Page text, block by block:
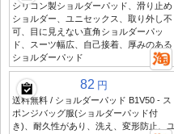
シリコン製ショルダーパッド、滑り止め
ショルダー、ユニセックス、取り外し不
可、目に見えない直角ショルダーパッ
ド、スーツ幅広、自己接着、厚みのある
ショルダーパッド
82 円
送料無料 / ショルダーパッド B1V50 - ス
ポンジバッグ服(ショルダーパッド付
き)、耐久性があり、洗え、変形防止、ユ